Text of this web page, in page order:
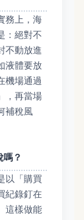
務上，海
：絕對不
不動放進
液體要放
機場通過
，再當場
補稅風
？
以「購買
紀錄釘在
這樣做能